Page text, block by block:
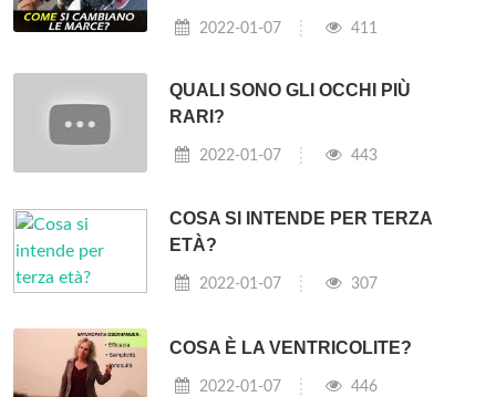
2022-01-07 411
QUALI SONO GLI OCCHI PIÙ
RARI?
2022-01-07 443
COSA SI INTENDE PER TERZA
ETÀ?
2022-01-07 307
COSA È LA VENTRICOLITE?
2022-01-07 446